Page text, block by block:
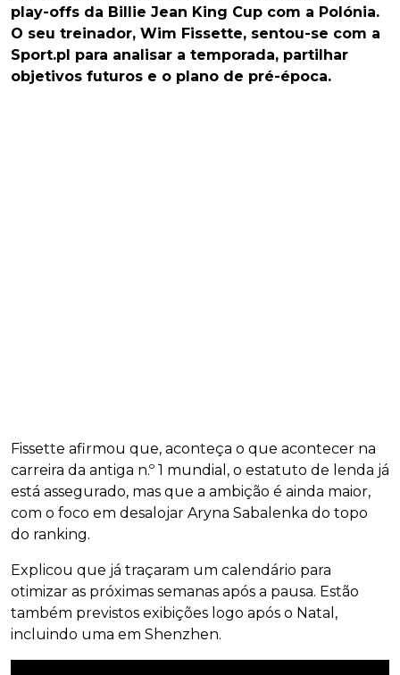
play-offs da Billie Jean King Cup com a Polónia.
O seu treinador, Wim Fissette, sentou-se com a
Sport.pl para analisar a temporada, partilhar
objetivos futuros e o plano de pré-época.
Fissette afirmou que, aconteça o que acontecer na
carreira da antiga n.º 1 mundial, o estatuto de lenda já
está assegurado, mas que a ambição é ainda maior,
com o foco em desalojar Aryna Sabalenka do topo
do ranking.
Explicou que já traçaram um calendário para
otimizar as próximas semanas após a pausa. Estão
também previstos exibições logo após o Natal,
incluindo uma em Shenzhen.